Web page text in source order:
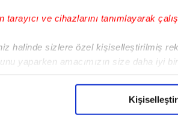
tarayıcı ve cihazlarını tanımlayarak
halinde sizlere özel kişiselleştirilmiş
yaparken amacımızın size daha iyi
elimizden gelen çabayı gösterdiğimizi
Kişiselleştir